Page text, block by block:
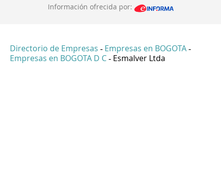
Información ofrecida por:
Directorio de Empresas - Empresas en BOGOTA -
Empresas en BOGOTA D C - Esmalver Ltda